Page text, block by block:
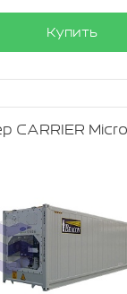
Купить
CARRIER